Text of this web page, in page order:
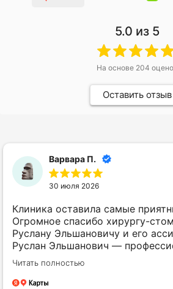
5.0 из 5
На основе 204
Оставить отзыв
Варвара П.
30 июля 2026
Клиника оставила самые
Огромное спасибо хирургу-
Руслану Эльшановичу и его
Руслан Эльшанович —
руками: работает ювелирно,
максимально деликатно. А
чуткая и внимательная,
Читать полностью